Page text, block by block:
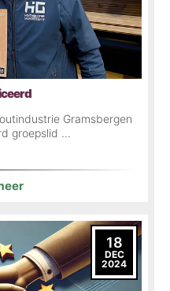
Gramsbergen
groepslid ...
18
DEC
2024